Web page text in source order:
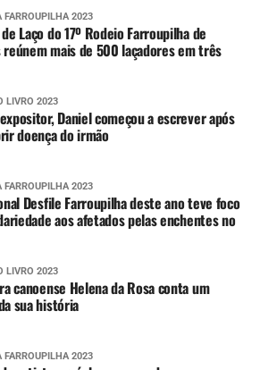
FARROUPILHA 2023
Laço do 17º Rodeio Farroupilha de
reúnem mais de 500 laçadores em três
LIVRO 2023
Daniel começou a escrever após
doença do irmão
FARROUPILHA 2023
Desfile Farroupilha deste ano teve foco
aos afetados pelas enchentes no
LIVRO 2023
canoense Helena da Rosa conta um
sua história
FARROUPILHA 2023